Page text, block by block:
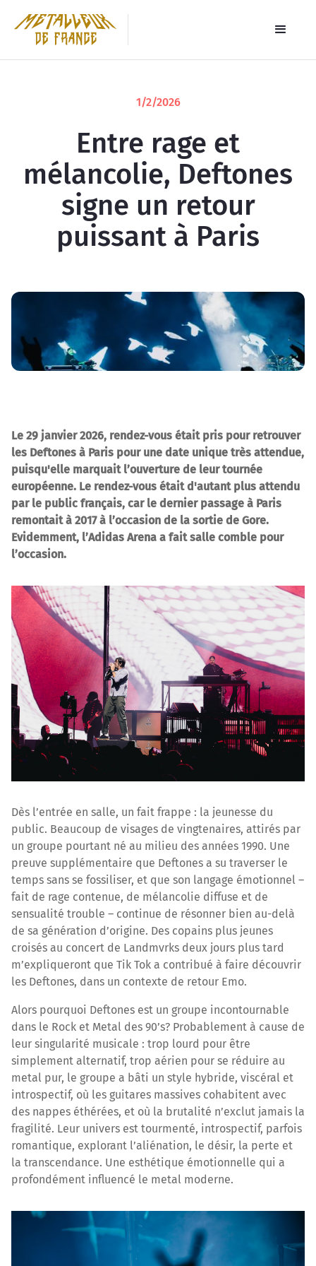
1/2/2026
Entre rage et
mélancolie, Deftones
signe un retour
puissant à Paris
Le 29 janvier 2026, rendez-vous était pris pour retrouver
les Deftones à Paris pour une date unique très attendue,
puisqu'elle marquait l’ouverture de leur tournée
européenne. Le rendez-vous était d'autant plus attendu
par le public français, car le dernier passage à Paris
remontait à 2017 à l’occasion de la sortie de Gore.
Evidemment, l’Adidas Arena a fait salle comble pour
l’occasion.
Dès l’entrée en salle, un fait frappe : la jeunesse du
public. Beaucoup de visages de vingtenaires, attirés par
un groupe pourtant né au milieu des années 1990. Une
preuve supplémentaire que Deftones a su traverser le
temps sans se fossiliser, et que son langage émotionnel –
fait de rage contenue, de mélancolie diffuse et de
sensualité trouble – continue de résonner bien au-delà
de sa génération d’origine. Des copains plus jeunes
croisés au concert de Landmvrks deux jours plus tard
m’expliqueront que Tik Tok a contribué à faire découvrir
les Deftones, dans un contexte de retour Emo.
Alors pourquoi Deftones est un groupe incontournable
dans le Rock et Metal des 90’s? Probablement à cause de
leur singularité musicale : trop lourd pour être
simplement alternatif, trop aérien pour se réduire au
metal pur, le groupe a bâti un style hybride, viscéral et
introspectif, où les guitares massives cohabitent avec
des nappes éthérées, et où la brutalité n’exclut jamais la
fragilité. Leur univers est tourmenté, introspectif, parfois
romantique, explorant l’aliénation, le désir, la perte et
la transcendance. Une esthétique émotionnelle qui a
profondément influencé le metal moderne.